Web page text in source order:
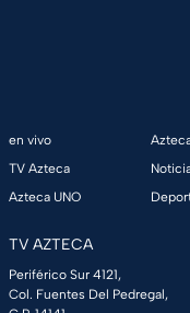
en vivo
TV Azteca
Azteca UNO
TV AZTECA
Periférico Sur 4121,
Col. Fuentes Del Pedregal,